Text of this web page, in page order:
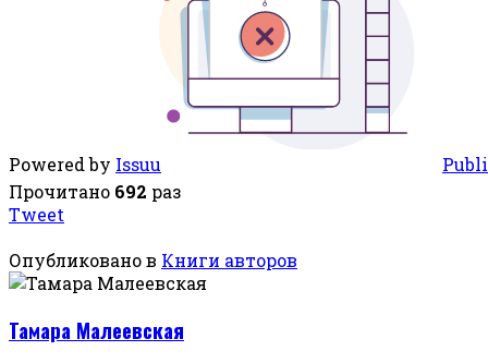
Powered by Issuu
Прочитано 692 раз
Tweet
Опубликовано в Книги авторов
Тамара Малеевская